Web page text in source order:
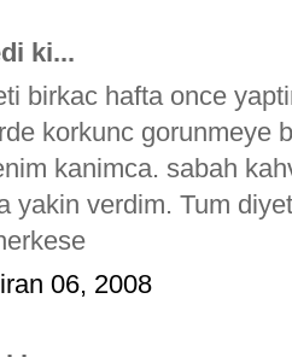
ki...
birkac hafta once
korkunc gorunmeye
kanimca. sabah
yakin verdim. Tum
06, 2008